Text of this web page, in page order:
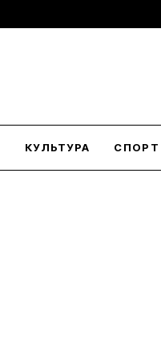
КУЛЬТУРА СПОРТ